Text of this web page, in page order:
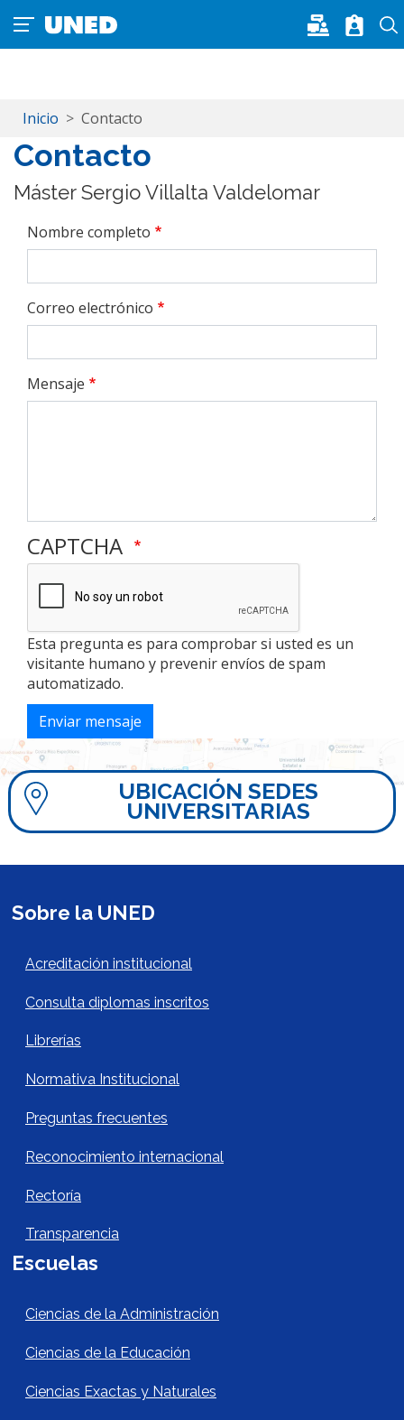
Pasar al contenido principal
Inicio Contacto
Contacto
Máster Sergio Villalta Valdelomar
Nombre completo
Correo electrónico
Mensaje
CAPTCHA
Esta pregunta es para comprobar si usted es un
visitante humano y prevenir envíos de spam
automatizado.
Enviar mensaje
UBICACIÓN SEDES
UNIVERSITARIAS
Sobre la UNED
Acerca de la UNED Footer
Acreditación institucional
Consulta diplomas inscritos
Librerías
Normativa Institucional
Preguntas frecuentes
Reconocimiento internacional
Rectoría
Transparencia
Escuelas
Escuelas Footer
Ciencias de la Administración
Ciencias de la Educación
Ciencias Exactas y Naturales